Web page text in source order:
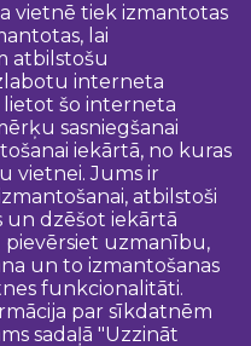
vietnē tiek izmantotas
lai
atbilstošu
interneta
šo interneta
sasniegšanai
iekārtā, no kuras
vietnei. Jums ir
atbilstoši
dzēšot iekārtā
pievērsiet uzmanību,
un to izmantošanas
funkcionalitāti.
par sīkdatnēm
sadaļā "Uzzināt